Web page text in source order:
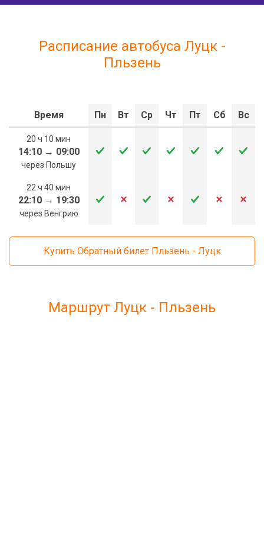
Расписание автобуса Луцк -
Пльзень
Время Пн Вт Ср Чт Пт Сб Вс
20 ч 10 мин
14:10→ 09:00
через Польшу
22 ч 40 мин
22:10→ 19:30
через Венгрию
Купить Обратный билет Пльзень - Луцк
Маршрут Луцк - Пльзень